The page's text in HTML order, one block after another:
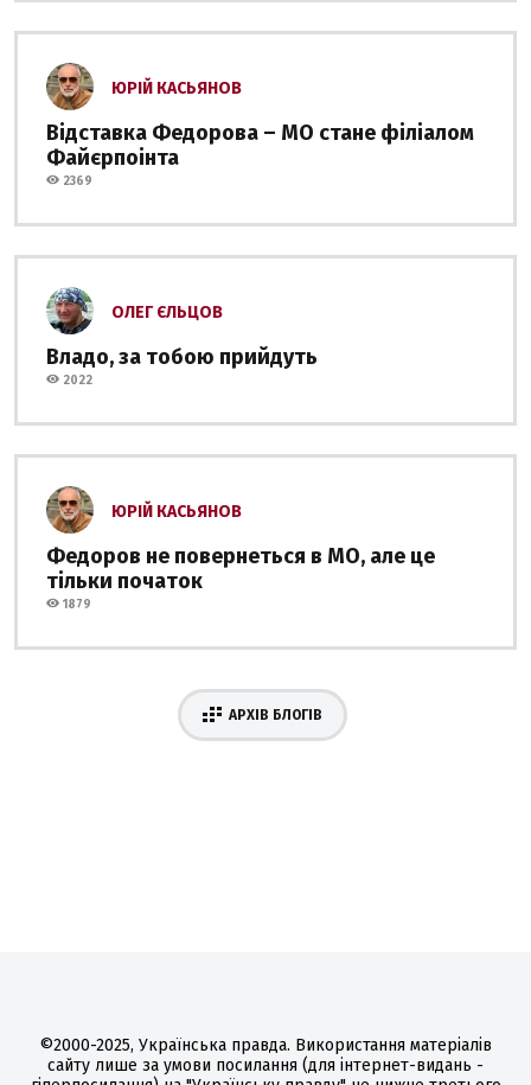
ЮРІЙ КАСЬЯНОВ
Відставка Федорова – МО стане філіалом
Файєрпоінта
2369
ОЛЕГ ЄЛЬЦОВ
Владо, за тобою прийдуть
2022
ЮРІЙ КАСЬЯНОВ
Федоров не повернеться в МО, але це
тільки початок
1879
АРХІВ БЛОГІВ
©2000-2025, Українська правда. Використання матеріалів
сайту лише за умови посилання (для інтернет-видань -